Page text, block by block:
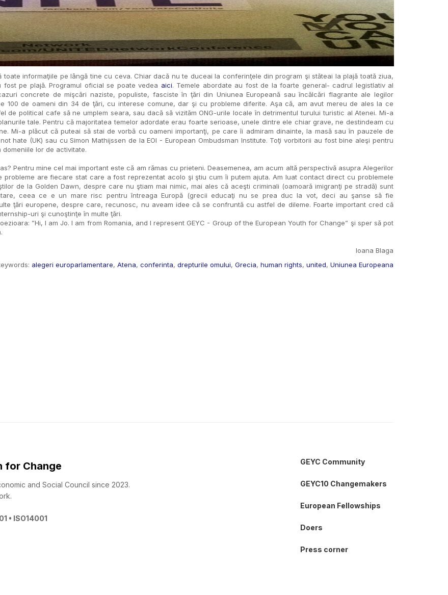
informaţiile pe lângă tine cu ceva. Chiar dacă nu te duceai la conferinţele din program şi stăteai la plajă toată ziua,
pe plajă. Programul oficial se poate vedea aici. Temele abordate au fost de la foarte general- cadrul legistlativ al
concrete de mişcări naziste, populiste, fasciste în ţări din Uniunea Europeană sau încălcări flagrante ale legilor
100 de oameni din 34 de ţări, cu interese comune, dar şi cu probleme diferite. Aşa că, am avut mereu de ales la ce
de political cafe să ne umplem seara, sau dacă să vizităm ONG-urile locale în detrimentul turului turistic al Atenei. Mi-a
tale. Pentru că majoritatea temelor adordate erau foarte serioase, unele dintre ele chiar grave, ne destindeam cu
Mi-a plăcut că puteai să stai de vorbă cu oameni importanţi, pe care îi admiram dinainte, la masă sau în pauzele de
hate (UK) sau cu Simon Mathijssen de la EOI - European Ombudsman Institute. Toţi vorbitorii au fost bine aleşi pentru
lor de activitate.
Pentru mine cel mai important este că am rămas cu prieteni. Deasemenea, am acum altă perspectivă asupra Alegerilor
probleme are fiecare stat care a fost reprezentat acolo şi ştiu cum îi putem ajuta. Am luat contact direct cu problemele
de la Golden Dawn, despre care nu ştiam mai nimic, mai ales că aceşti criminali (oamoară imigranţi pe stradă) sunt
ceea ce e un mare risc pentru întreaga Europă (grecii educaţi nu se prea duc la vot, deci au şanse să fie
ţări europene, despre care, recunosc, nu aveam idee că se confruntă cu astfel de dileme. Foarte important cred că
uri şi cunoştinţe în multe ţări.
”Hi, I am Jo. I am from Romania, and I represent GEYC - Group of the European Youth for Change” şi sper să pot
Ioana Blaga
alegeri europarlamentare, Atena, conferinta, drepturile omului, Grecia, human rights, united, Uniunea Europeana
for Change
and Social Council since 2023.
• ISO14001
GEYC Community
GEYC10 Changemakers
European Fellowships
Doers
Press corner